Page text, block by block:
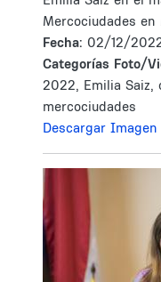
Mercociudades
Fecha: 02/12/
Categorías Foto/
2022, Emilia Saiz,
mercociudades
Descargar Imagen